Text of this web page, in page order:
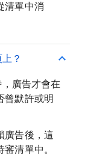
清單中消
？
廣告才會在
曾默許或明
廣告後，這
清單中。